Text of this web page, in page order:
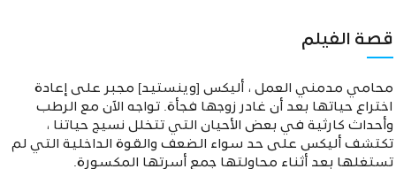
قصة الفيلم
محامي مدمني العمل ، أليكس [وينستيد] مجبر على إعادة
اختراع حياتها بعد أن غادر زوجها فجأة. تواجه الآن مع الرطب
وأحداث كارثية في بعض الأحيان التي تتخلل نسيج حياتنا ،
تكتشف أليكس على حد سواء الضعف والقوة الداخلية التي لم
تستغلها بعد أثناء محاولتها جمع أسرتها المكسورة.